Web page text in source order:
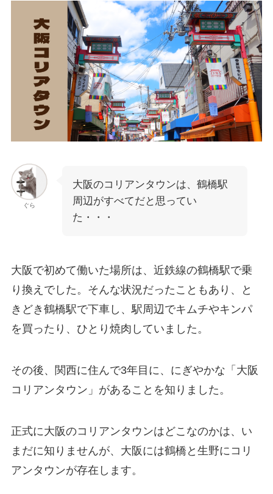
ぐら
大阪のコリアンタウンは、鶴橋駅
周辺がすべてだと思ってい
た・・・
大阪で初めて働いた場所は、近鉄線の鶴橋駅で乗
り換えでした。そんな状況だったこともあり、と
きどき鶴橋駅で下車し、駅周辺でキムチやキンパ
を買ったり、ひとり焼肉していました。
その後、関西に住んで3年目に、にぎやかな「大阪
コリアンタウン」があることを知りました。
正式に大阪のコリアンタウンはどこなのかは、い
まだに知りませんが、大阪には鶴橋と生野にコリ
アンタウンが存在します。